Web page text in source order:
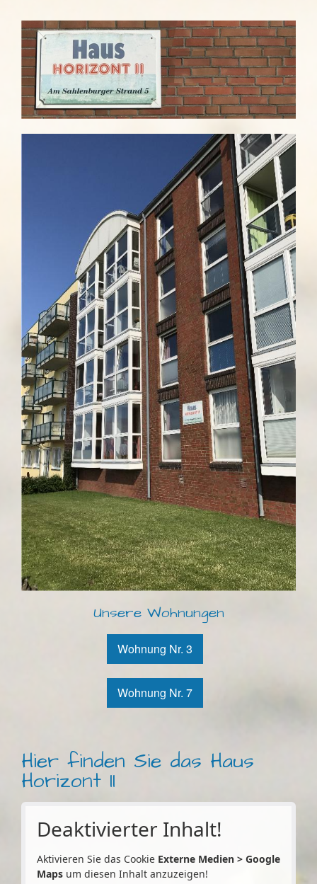
Unsere Wohnungen
Wohnung Nr. 3
Wohnung Nr. 7
Hier finden Sie das Haus
Horizont II
Deaktivierter Inhalt!
Aktivieren Sie das Cookie Externe Medien > Google
Maps um diesen Inhalt anzuzeigen!